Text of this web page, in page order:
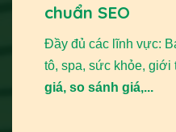
chuẩn SEO
Đầy đủ các lĩnh vực:
tô, spa, sức khỏe, giới
giá, so sánh giá,...